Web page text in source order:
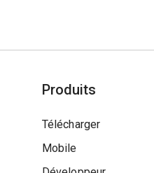
Produits
Télécharger
Mobile